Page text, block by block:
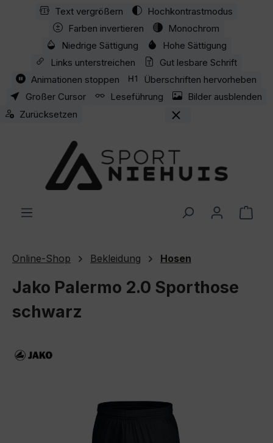
Zum Hauptinhalt springen
Text vergrößern
Hochkontrastmodus
Farben invertieren
Monochrom
Niedrige Sättigung
Hohe Sättigung
Links unterstreichen
Gut lesbare Schrift
Animationen stoppen
Überschriften hervorheben
Großer Cursor
Leseführung
Bilder ausblenden
Zurücksetzen
Online-Shop Bekleidung Hosen
Jako Palermo 2.0 Sporthose
schwarz
Bildergalerie überspringen